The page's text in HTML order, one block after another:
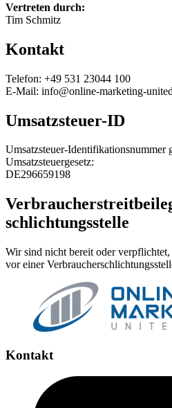
Vertreten durch:
Tim Schmitz
Kontakt
Telefon: +49 531 23044 100
E-Mail: info@online-marketing-
Umsatzsteuer-ID
Umsatzsteuer-Identifikationsnummer
Umsatzsteuergesetz:
DE296659198
schlichtungs­stelle
Wir sind nicht bereit oder
vor einer
Kontakt